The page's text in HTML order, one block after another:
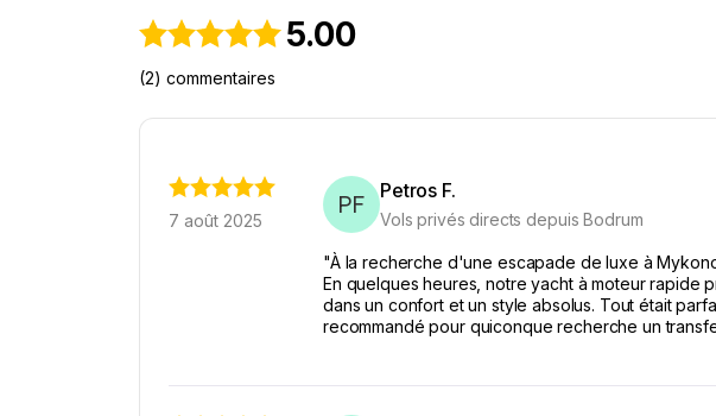
5.00
(2) commentaires
7 août 2025
PF
Petros F.
Vols privés directs depuis Bodrum
"À la recherche d'une escapade de luxe à
En quelques heures, notre yacht à moteur rapide
dans un confort et un style absolus. Tout était
recommandé pour quiconque recherche un